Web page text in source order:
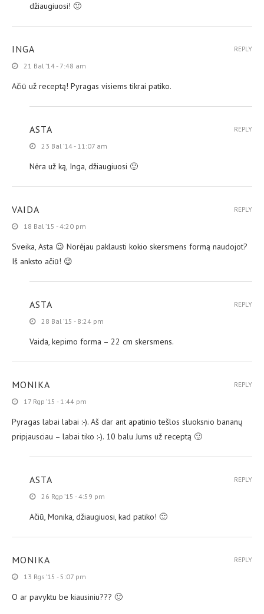
džiaugiuosi! 🙂
INGA
21 Bal ’14 - 7:48 am
Ačiū už receptą! Pyragas visiems tikrai patiko.
REPLY
ASTA
23 Bal ’14 - 11:07 am
Nėra už ką, Inga, džiaugiuosi 🙂
REPLY
VAIDA
18 Bal ’15 - 4:20 pm
Sveika, Asta 😉 Norėjau paklausti kokio skersmens formą naudojot?
Iš anksto ačiū! 😉
REPLY
ASTA
28 Bal ’15 - 8:24 pm
Vaida, kepimo forma – 22 cm skersmens.
REPLY
MONIKA
17 Rgp ’15 - 1:44 pm
Pyragas labai labai :-). Aš dar ant apatinio tešlos sluoksnio bananų
pripjausciau – labai tiko :-). 10 balu Jums už receptą 🙂
REPLY
ASTA
26 Rgp ’15 - 4:59 pm
Ačiū, Monika, džiaugiuosi, kad patiko! 🙂
REPLY
MONIKA
13 Rgs ’15 - 5:07 pm
O ar pavyktu be kiausiniu??? 🙂
REPLY